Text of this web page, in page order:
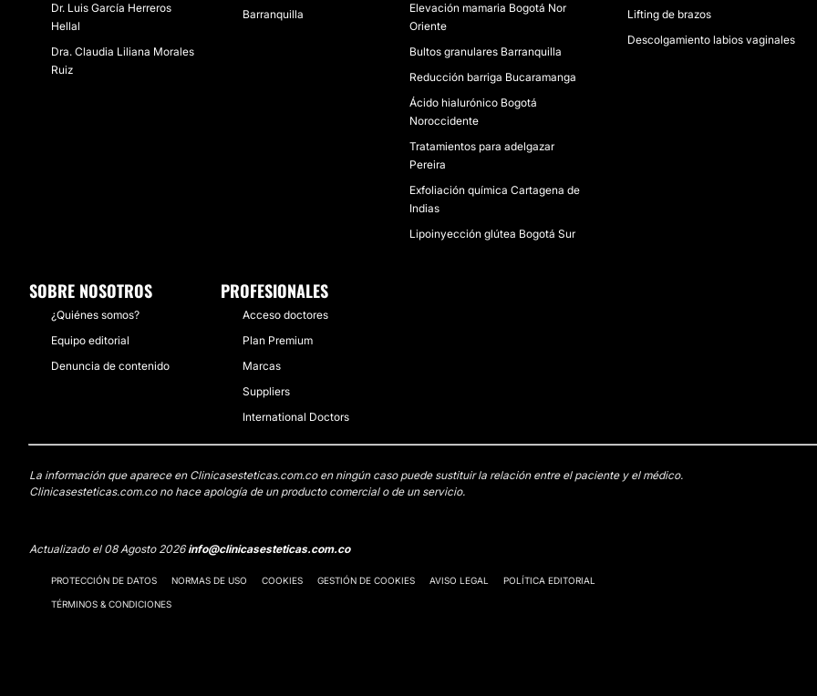
Dr. Luis García Herreros
Hellal
Dra. Claudia Liliana Morales
Ruiz
Barranquilla
Elevación mamaria Bogotá Nor
Oriente
Bultos granulares Barranquilla
Reducción barriga Bucaramanga
Ácido hialurónico Bogotá
Noroccidente
Tratamientos para adelgazar
Pereira
Exfoliación química Cartagena de
Indias
Lipoinyección glútea Bogotá Sur
Lifting de brazos
Descolgamiento labios vaginales
SOBRE NOSOTROS
¿Quiénes somos?
Equipo editorial
Denuncia de contenido
PROFESIONALES
Acceso doctores
Plan Premium
Marcas
Suppliers
International Doctors
La información que aparece en Clinicasesteticas.com.co en ningún caso puede sustituir la relación entre el paciente y el médico.
Clinicasesteticas.com.co no hace apología de un producto comercial o de un servicio.
Actualizado el 08 Agosto 2026info@clinicasesteticas.com.co
PROTECCIÓN DE DATOS NORMAS DE USO COOKIES GESTIÓN DE COOKIES AVISO LEGAL POLÍTICA EDITORIAL
TÉRMINOS & CONDICIONES